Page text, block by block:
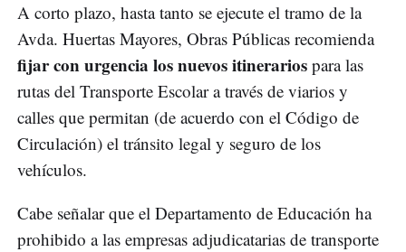
A corto plazo, hasta tanto se ejecute el tramo de la
Avda. Huertas Mayores, Obras Públicas recomienda
fijar con urgencia los nuevos itinerarios para las
rutas del Transporte Escolar a través de viarios y
calles que permitan (de acuerdo con el Código de
Circulación) el tránsito legal y seguro de los
vehículos.
Cabe señalar que el Departamento de Educación ha
prohibido a las empresas adjudicatarias de transporte